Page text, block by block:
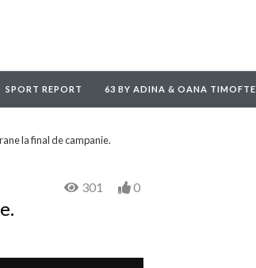
SPORT REPORT 63 BY ADINA & OANA TIMOFTE
la final de campanie.
301 0